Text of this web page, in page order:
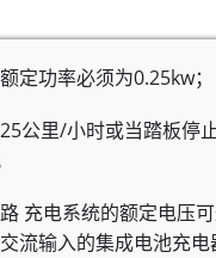
定功率必须为0.25kw；
公里/小时或当踏板停
充电系统的额定电压
流输入的集成电池充电